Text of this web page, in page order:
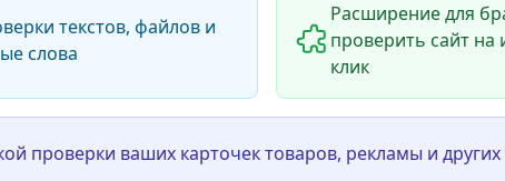
текстов, файлов и
слова
Расширение для
проверить сайт на
клик
проверки ваших карточек товаров, рекламы и других